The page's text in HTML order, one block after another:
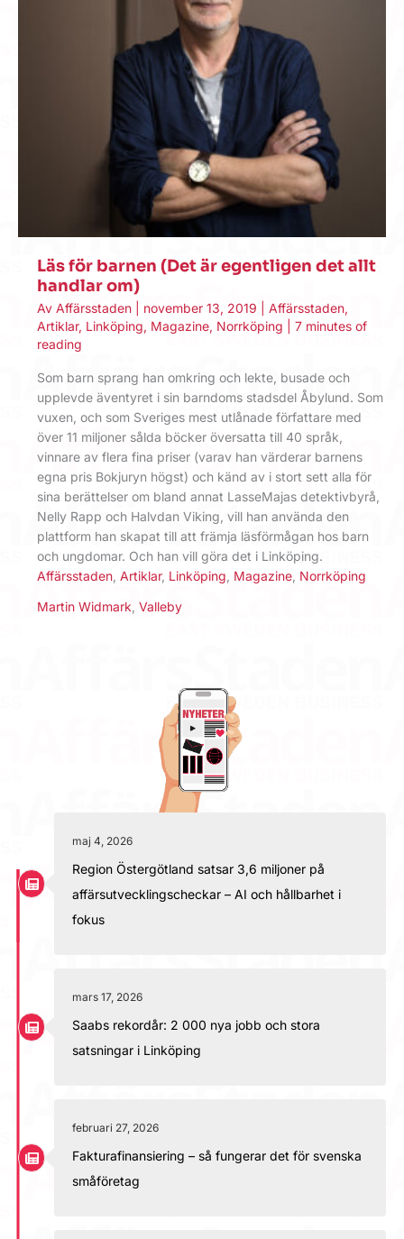
Läs för barnen (Det är egentligen det allt
handlar om)
Av Affärsstaden november 13, 2019 Affärsstaden,
Artiklar, Linköping, Magazine, Norrköping
7 minutes of
reading
Som barn sprang han omkring och lekte, busade och
upplevde äventyret i sin barndoms stadsdel Åbylund. Som
vuxen, och som Sveriges mest utlånade författare med
över 11 miljoner sålda böcker översatta till 40 språk,
vinnare av flera fina priser (varav han värderar barnens
egna pris Bokjuryn högst) och känd av i stort sett alla för
sina berättelser om bland annat LasseMajas detektivbyrå,
Nelly Rapp och Halvdan Viking, vill han använda den
plattform han skapat till att främja läsförmågan hos barn
och ungdomar. Och han vill göra det i Linköping.
Affärsstaden Artiklar, Linköping Magazine Norrköping
Martin Widmark Valleby
maj 4, 2026
Region Östergötland satsar 3,6 miljoner på
affärsutvecklingscheckar – AI och hållbarhet i
fokus
mars 17, 2026
Saabs rekordår: 2 000 nya jobb och stora
satsningar i Linköping
februari 27, 2026
Fakturafinansiering – så fungerar det för svenska
småföretag